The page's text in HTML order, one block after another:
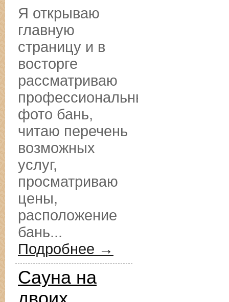
Я открываю
главную
страницу и в
восторге
рассматриваю
профессиональные
фото бань,
читаю перечень
возможных
услуг,
просматриваю
цены,
расположение
бань...
Подробнее →
Сауна на